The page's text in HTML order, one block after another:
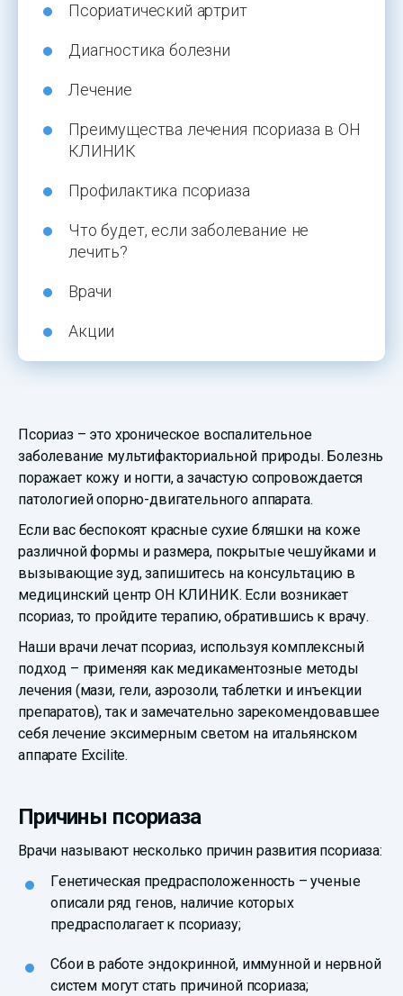
Псориатический артрит
Диагностика болезни
Лечение
Преимущества лечения псориаза в ОН
КЛИНИК
Профилактика псориаза
Что будет, если заболевание не
лечить?
Врачи
Акции
Псориаз – это хроническое воспалительное
заболевание мультифакториальной природы. Болезнь
поражает кожу и ногти, а зачастую сопровождается
патологией опорно-двигательного аппарата.
Если вас беспокоят красные сухие бляшки на коже
различной формы и размера, покрытые чешуйками и
вызывающие зуд, запишитесь на консультацию в
медицинский центр ОН КЛИНИК. Если возникает
псориаз, то пройдите терапию, обратившись к врачу.
Наши врачи лечат псориаз, используя комплексный
подход – применяя как медикаментозные методы
лечения (мази, гели, аэрозоли, таблетки и инъекции
препаратов), так и замечательно зарекомендовавшее
себя лечение эксимерным светом на итальянском
аппарате Excilite.
Причины псориаза
Врачи называют несколько причин развития псориаза:
Генетическая предрасположенность – ученые
описали ряд генов, наличие которых
предрасполагает к псориазу;
Сбои в работе эндокринной, иммунной и нервной
систем могут стать причиной псориаза;